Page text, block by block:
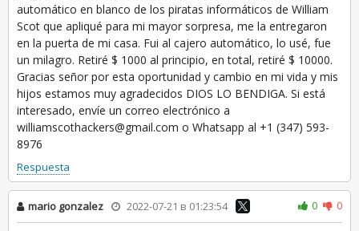
automático en blanco de los piratas informáticos de William
Scot que apliqué para mi mayor sorpresa, me la entregaron
en la puerta de mi casa. Fui al cajero automático, lo usé, fue
un milagro. Retiré $ 1000 al principio, en total, retiré $ 10000.
Gracias señor por esta oportunidad y cambio en mi vida y mis
hijos estamos muy agradecidos DIOS LO BENDIGA. Si está
interesado, envíe un correo electrónico a
williamscothackers@gmail.com o Whatsapp al +1 (347) 593-
8976
Respuesta
mario gonzalez 2022-07-21 в 01:23:54 0 0